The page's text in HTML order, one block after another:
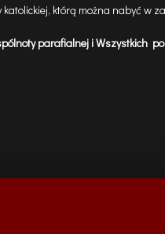
którą można nabyć w
parafialnej i Wszystkich